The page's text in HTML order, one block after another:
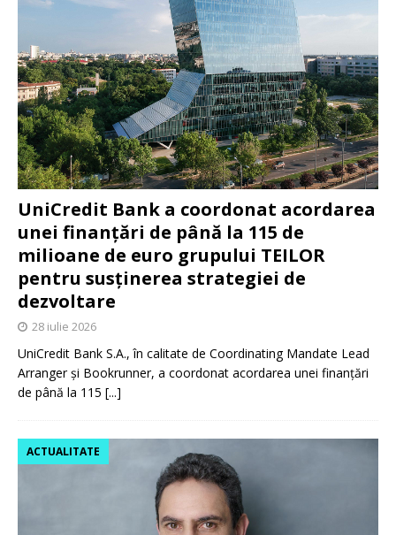
UniCredit Bank a coordonat acordarea
unei finanțări de până la 115 de
milioane de euro grupului TEILOR
pentru susținerea strategiei de
dezvoltare
28 iulie 2026
UniCredit Bank S.A., în calitate de Coordinating Mandate Lead
Arranger și Bookrunner, a coordonat acordarea unei finanțări
de până la 115 [...]
ACTUALITATE